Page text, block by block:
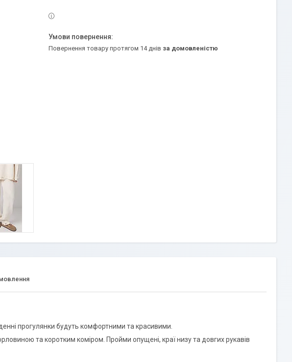
повернення товару протягом 14 днів за домовленістю
прогулянки будуть комфортними та красивими.
та коротким коміром. Пройми опущені, краї низу та довгих рукавів